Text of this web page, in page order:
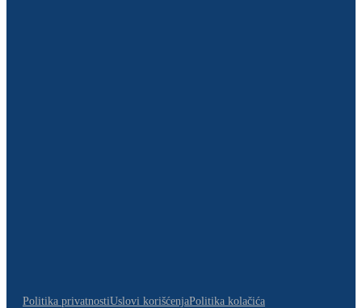
Politika privatnostiUslovi korišćenjaPolitika kolačića